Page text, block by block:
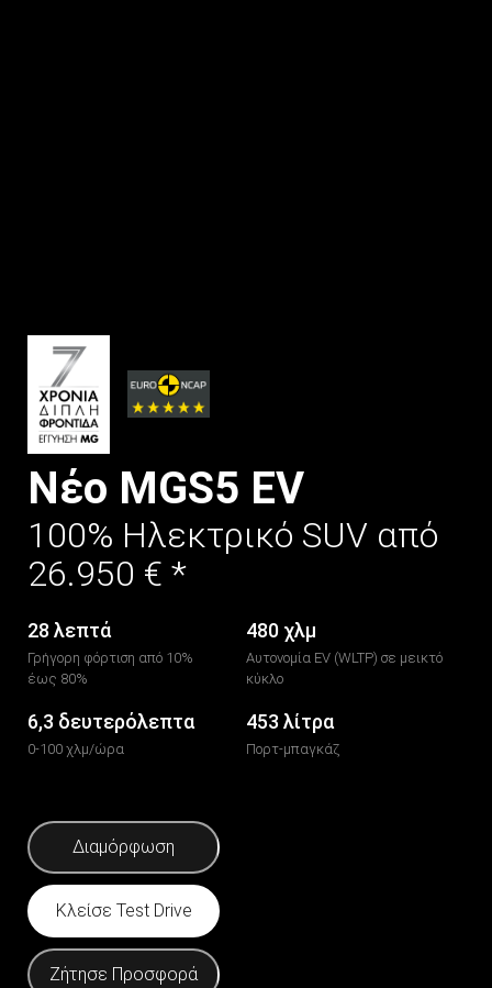
Νέο MGS5 EV
100% Ηλεκτρικό SUV από
26.950 € *
28 λεπτά
Γρήγορη φόρτιση από 10%
έως 80%
480 χλμ
Αυτονομία EV (WLTP) σε μεικτό
κύκλο
6,3 δευτερόλεπτα
0-100 χλμ/ώρα
453 λίτρα
Πορτ-μπαγκάζ
Διαμόρφωση
Κλείσε Test Drive
Ζήτησε Προσφορά